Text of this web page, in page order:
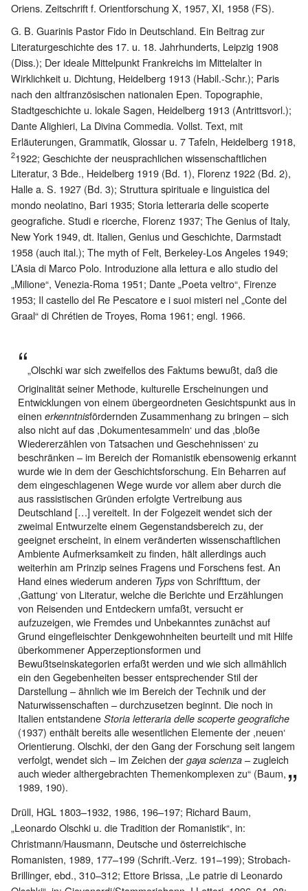
Oriens. Zeitschrift f. Orientforschung X, 1957, XI, 1958 (FS).
G. B. Guarinis Pastor Fido in Deutschland. Ein Beitrag zur
Literaturgeschichte des 17. u. 18. Jahrhunderts, Leipzig 1908
(Diss.); Der ideale Mittelpunkt Frankreichs im Mittelalter in
Wirklichkeit u. Dichtung, Heidelberg 1913 (Habil.-Schr.); Paris
nach den altfranzösischen nationalen Epen. Topographie,
Stadtgeschichte u. lokale Sagen, Heidelberg 1913 (Antrittsvorl.);
Dante Alighieri, La Divina Commedia. Vollst. Text, mit
Erläuterungen, Grammatik, Glossar u. 7 Tafeln, Heidelberg 1918,
21922; Geschichte der neusprachlichen wissenschaftlichen
Literatur, 3 Bde., Heidelberg 1919 (Bd. 1), Florenz 1922 (Bd. 2),
Halle a. S. 1927 (Bd. 3); Struttura spirituale e linguistica del
mondo neolatino, Bari 1935; Storia letteraria delle scoperte
geografiche. Studi e ricerche, Florenz 1937; The Genius of Italy,
New York 1949, dt. Italien, Genius und Geschichte, Darmstadt
1958 (auch ital.); The myth of Felt, Berkeley-Los Angeles 1949;
L’Asia di Marco Polo. Introduzione alla lettura e allo studio del
„Milione“, Venezia-Roma 1951; Dante „Poeta veltro“, Firenze
1953; Il castello del Re Pescatore e i suoi misteri nel „Conte del
Graal“ di Chrétien de Troyes, Roma 1961; engl. 1966.
„Olschki war sich zweifellos des Faktums bewußt, daß die
Originalität seiner Methode, kulturelle Erscheinungen und
Entwicklungen von einem übergeordneten Gesichtspunkt aus in
einen erkenntnisfördernden Zusammenhang zu bringen – sich
also nicht auf das ,Dokumentesammeln‘ und das ,bloße
Wiedererzählen von Tatsachen und Geschehnissen‘ zu
beschränken – im Bereich der Romanistik ebensowenig erkannt
wurde wie in dem der Geschichtsforschung. Ein Beharren auf
dem eingeschlagenen Wege wurde vor allem aber durch die
aus rassistischen Gründen erfolgte Vertreibung aus
Deutschland […] vereitelt. In der Folgezeit wendet sich der
zweimal Entwurzelte einem Gegenstandsbereich zu, der
geeignet erscheint, in einem veränderten wissenschaftlichen
Ambiente Aufmerksamkeit zu finden, hält allerdings auch
weiterhin am Prinzip seines Fragens und Forschens fest. An
Hand eines wiederum anderen Typs von Schrifttum, der
,Gattung‘ von Literatur, welche die Berichte und Erzählungen
von Reisenden und Entdeckern umfaßt, versucht er
aufzuzeigen, wie Fremdes und Unbekanntes zunächst auf
Grund eingefleischter Denkgewohnheiten beurteilt und mit Hilfe
überkommener Apperzeptionsformen und
Bewußtseinskategorien erfaßt werden und wie sich allmählich
ein den Gegebenheiten besser entsprechender Stil der
Darstellung – ähnlich wie im Bereich der Technik und der
Naturwissenschaften – durchzusetzen beginnt. Die noch in
Italien entstandene Storia letteraria delle scoperte geografiche
(1937) enthält bereits alle wesentlichen Elemente der ,neuen‘
Orientierung. Olschki, der den Gang der Forschung seit langem
verfolgt, wendet sich – im Zeichen der gaya scienza – zugleich
auch wieder althergebrachten Themenkomplexen zu“ (Baum,
1989, 190).
Drüll, HGL 1803–1932, 1986, 196–197; Richard Baum,
„Leonardo Olschki u. die Tradition der Romanistik“, in:
Christmann/Hausmann, Deutsche und österreichische
Romanisten, 1989, 177–199 (Schrift.-Verz. 191–199); Strobach-
Brillinger, ebd., 310–312; Ettore Brissa, „Le patrie di Leonardo